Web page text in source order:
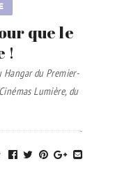
que le
!
Hangar du Premier-
Lumière, du